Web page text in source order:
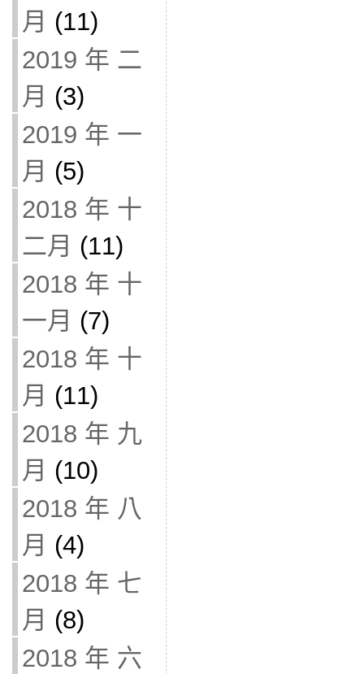
月 (11)
2019 年 二
月 (3)
2019 年 一
月 (5)
2018 年 十
二月 (11)
2018 年 十
一月 (7)
2018 年 十
月 (11)
2018 年 九
月 (10)
2018 年 八
月 (4)
2018 年 七
月 (8)
2018 年 六